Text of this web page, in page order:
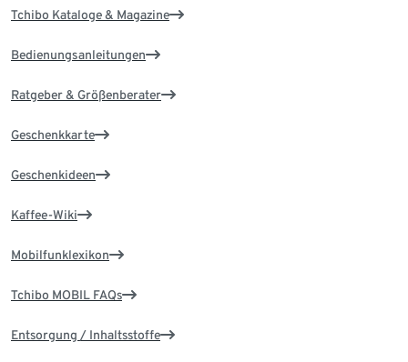
Tchibo Kataloge & Magazine
Bedienungsanleitungen
Ratgeber & Größenberater
Geschenkkarte
Geschenkideen
Kaffee-Wiki
Mobilfunklexikon
Tchibo MOBIL FAQs
Entsorgung / Inhaltsstoffe